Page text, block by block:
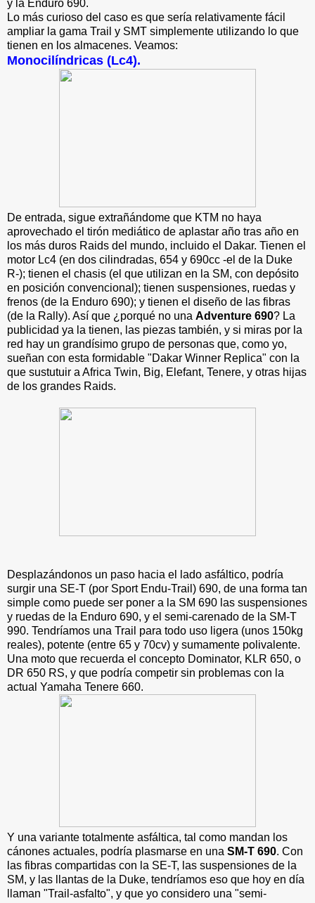
y la Enduro 690.
Lo más curioso del caso es que sería relativamente fácil
ampliar la gama Trail y SMT simplemente utilizando lo que
tienen en los almacenes. Veamos:
Monocilíndricas (Lc4).
De entrada, sigue extrañándome que KTM no haya
aprovechado el tirón mediático de aplastar año tras año en
los más duros Raids del mundo, incluido el Dakar. Tienen el
motor Lc4 (en dos cilindradas, 654 y 690cc -el de la Duke
R-); tienen el chasis (el que utilizan en la SM, con depósito
en posición convencional); tienen suspensiones, ruedas y
frenos (de la Enduro 690); y tienen el diseño de las fibras
(de la Rally). Así que ¿porqué no una Adventure 690? La
publicidad ya la tienen, las piezas también, y si miras por la
red hay un grandísimo grupo de personas que, como yo,
sueñan con esta formidable "Dakar Winner Replica" con la
que sustutuir a Africa Twin, Big, Elefant, Tenere, y otras hijas
de los grandes Raids.
Desplazándonos un paso hacia el lado asfáltico, podría
surgir una SE-T (por Sport Endu-Trail) 690, de una forma tan
simple como puede ser poner a la SM 690 las suspensiones
y ruedas de la Enduro 690, y el semi-carenado de la SM-T
990. Tendríamos una Trail para todo uso ligera (unos 150kg
reales), potente (entre 65 y 70cv) y sumamente polivalente.
Una moto que recuerda el concepto Dominator, KLR 650, o
DR 650 RS, y que podría competir sin problemas con la
actual Yamaha Tenere 660.
Y una variante totalmente asfáltica, tal como mandan los
cánones actuales, podría plasmarse en una SM-T 690. Con
las fibras compartidas con la SE-T, las suspensiones de la
SM, y las llantas de la Duke, tendríamos eso que hoy en día
llaman "Trail-asfalto", y que yo considero una "semi-